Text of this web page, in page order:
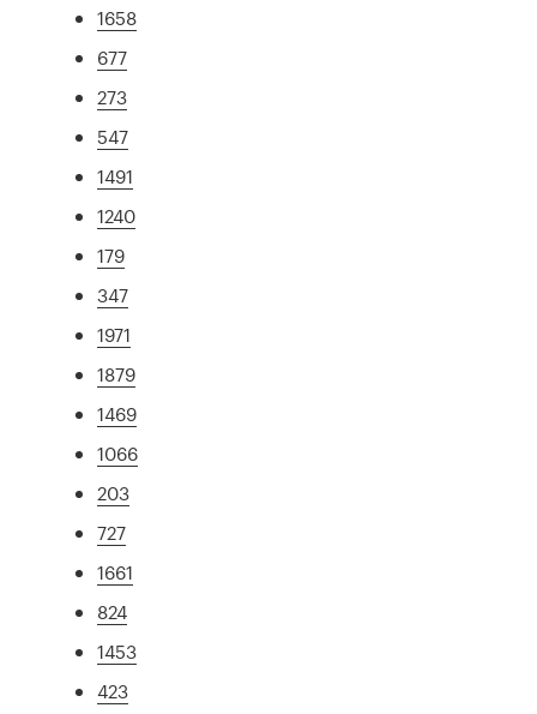
1658
677
273
547
1491
1240
179
347
1971
1879
1469
1066
203
727
1661
824
1453
423